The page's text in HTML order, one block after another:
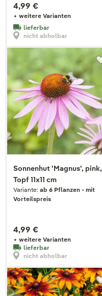
4,99 €
+ weitere Varianten
lieferbar
nicht abholbar
Sonnenhut 'Magnus', pink,
Topf 11x11 cm
Variante: ab 6 Pflanzen - mit
Vorteilspreis
4,99 €
+ weitere Varianten
lieferbar
nicht abholbar